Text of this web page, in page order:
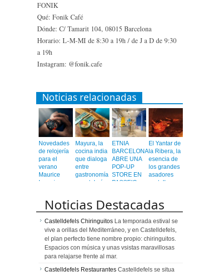
FONIK
Qué: Fonik Café
Dónde: C/ Tamarit 104, 08015 Barcelona
Horario: L-M-MI de 8:30 a 19h / de J a D de 9:30
a 19h
Instagram: @fonik.cafe
Noticias relacionadas
Novedades
de relojería
para el
verano
Maurice
Lacroix
Mayura, la
cocina india
que dialoga
entre
gastronomía
y coctelería
ETNIA
BARCELONA
ABRE UNA
POP-UP
STORE EN
PASSEIG
El Yantar de
la Ribera, la
esencia de
los grandes
asadores
castellanos
Barcelona
Noticias Destacadas
Castelldefels Chiringuitos La temporada estival se
vive a orillas del Mediterráneo, y en Castelldefels,
el plan perfecto tiene nombre propio: chiringuitos.
Espacios con música y unas vsistas maravillosas
para relajarse frente al mar.
Castelldefels Restaurantes Castelldefels se situa